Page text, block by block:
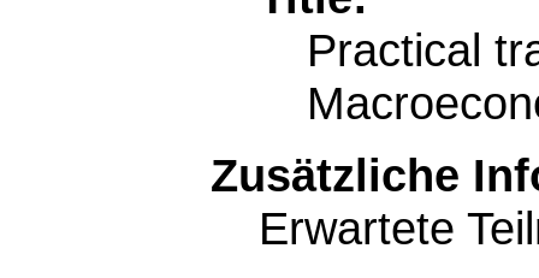
Practical
Zusätzliche
Erwartete